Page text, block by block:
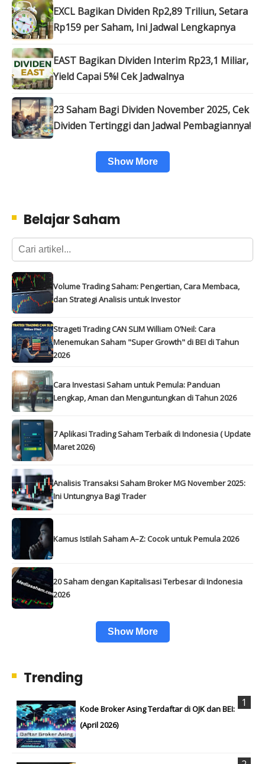
EXCL Bagikan Dividen Rp2,89 Triliun, Setara
Rp159 per Saham, Ini Jadwal Lengkapnya
EAST Bagikan Dividen Interim Rp23,1 Miliar,
Yield Capai 5%! Cek Jadwalnya
23 Saham Bagi Dividen November 2025, Cek
Dividen Tertinggi dan Jadwal Pembagiannya!
Show More
Belajar Saham
Volume Trading Saham: Pengertian, Cara Membaca,
dan Strategi Analisis untuk Investor
Strageti Trading CAN SLIM William O’Neil: Cara
Menemukan Saham "Super Growth" di BEI di Tahun
2026
Cara Investasi Saham untuk Pemula: Panduan
Lengkap, Aman dan Menguntungkan di Tahun 2026
7 Aplikasi Trading Saham Terbaik di Indonesia ( Update
Maret 2026)
Analisis Transaksi Saham Broker MG November 2025:
Ini Untungnya Bagi Trader
Kamus Istilah Saham A–Z: Cocok untuk Pemula 2026
20 Saham dengan Kapitalisasi Terbesar di Indonesia
2026
Show More
Trending
Kode Broker Asing Terdaftar di OJK dan BEI:
(April 2026)